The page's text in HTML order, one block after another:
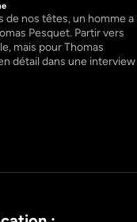
de nos têtes, un homme a
Pesquet. Partir vers
mais pour Thomas
détail dans une interview
dans l´espace, l
la réalité d´un
faire deux heures de
Avec Thomas
médecins, instructeurs,
synthèse, vous allez
le fonctionnement